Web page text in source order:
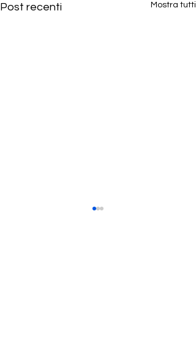
Post recenti Mostra tutti